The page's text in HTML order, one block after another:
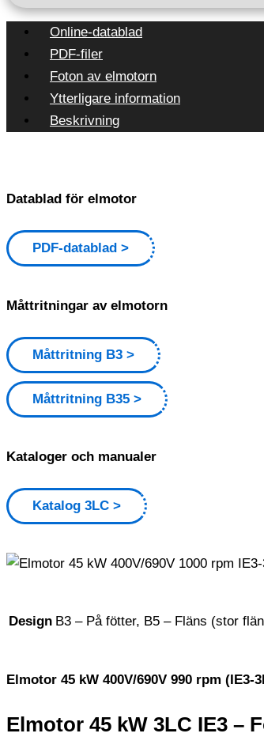
Online-datablad
PDF-filer
Foton av elmotorn
Ytterligare information
Beskrivning
Datablad för elmotor
PDF-datablad
Måttritningar av elmotorn
Måttritning B3
Måttritning B35
Kataloger och manualer
Katalog 3LC
Design B3 – På fötter, B5 – Fläns (stor
Elmotor 45 kW 400V/690V 990 rpm (IE3-
Elmotor 45 kW 3LC IE3 –